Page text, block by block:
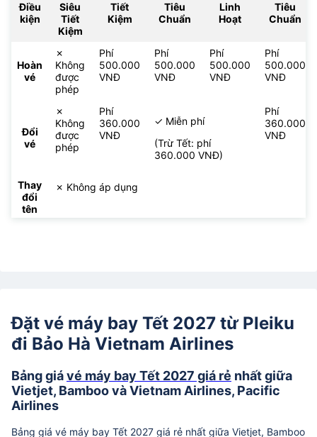
Điều
kiện
Siêu
Tiết
Kiệm
Tiết
Kiệm
Tiêu
Chuẩn
Linh
Hoạt
Tiêu
Chuẩn
Hoàn
vé
✗
Không
được
phép
Phí
500.000
VNĐ
Phí
500.000
VNĐ
Phí
500.000
VNĐ
Phí
500.000
VNĐ
Đổi
vé
✗
Không
được
phép
Phí
360.000
VNĐ
✓ Miễn phí
(Trừ Tết: phí
360.000 VNĐ)
Phí
360.000
VNĐ
Thay
đổi
tên
✗ Không áp dụng
Đặt vé máy bay Tết 2027 từ Pleiku
đi Bảo Hà Vietnam Airlines
Bảng giávé máy bay Tết 2027 giá rẻ nhất giữa
Vietjet, Bamboo và Vietnam Airlines, Pacific
Airlines
Bảng giá vé máy bay Tết 2027 giá rẻ nhất giữa Vietjet, Bamboo